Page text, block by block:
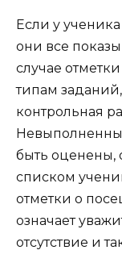
Если у
они все
случае
типам
контрольная
быть оценены,
списком
отметки о
означает
отсутствие и